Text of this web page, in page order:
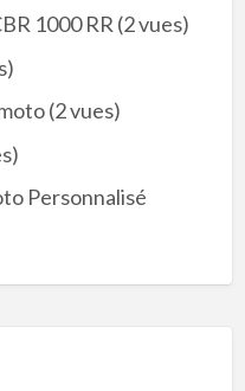
1000 RR (2 vues)
(2 vues)
Personnalisé